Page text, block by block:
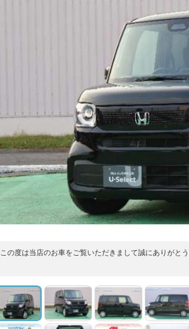
この度は当店のお車をご覧いただきまして誠にありがと